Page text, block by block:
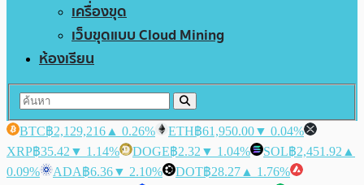
เครื่องขุด
เว็บขุดแบบ Cloud Mining
ห้องเรียน
BTC฿2,129,216 ▲ 0.26% ETH฿61,950.00▼ 0.04%
XRP฿35.42 ▼ 1.14% DOGE฿2.32 ▼ 1.04% SOL฿2,451.92 ▲
0.09%
ADA฿6.36▼ 2.10% DOT฿28.27 ▲ 1.76%